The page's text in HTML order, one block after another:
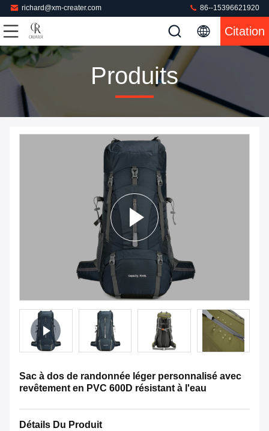
richard@xm-creater.com 86--15396621920
Citation
Produits
Sac à dos de randonnée léger personnalisé avec
revêtement en PVC 600D résistant à l'eau
Détails Du Produit